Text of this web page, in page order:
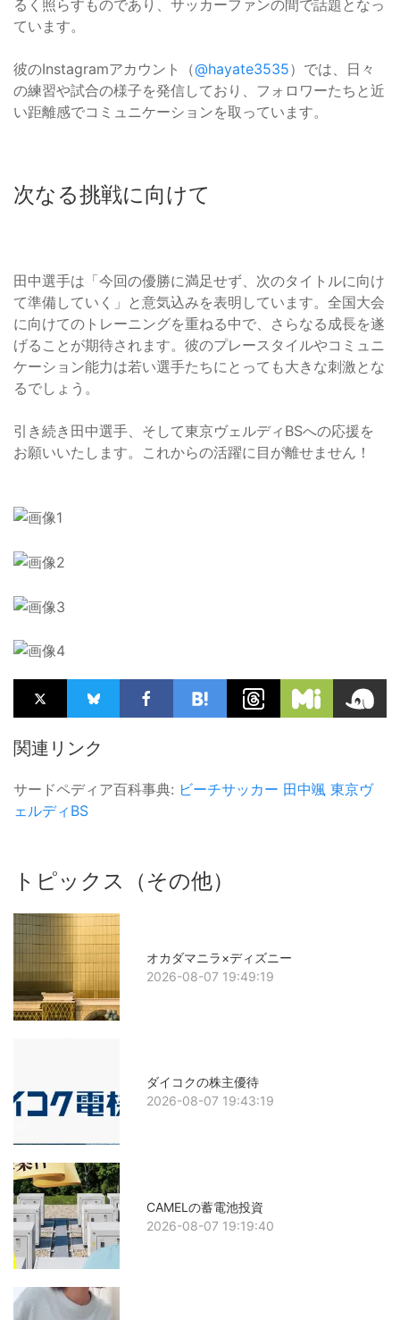
るく照らすものであり、サッカーファンの間で話題となっ
ています。
彼のInstagramアカウント（@hayate3535）では、日々
の練習や試合の様子を発信しており、フォロワーたちと近
い距離感でコミュニケーションを取っています。
次なる挑戦に向けて
田中選手は「今回の優勝に満足せず、次のタイトルに向け
て準備していく」と意気込みを表明しています。全国大会
に向けてのトレーニングを重ねる中で、さらなる成長を遂
げることが期待されます。彼のプレースタイルやコミュニ
ケーション能力は若い選手たちにとっても大きな刺激とな
るでしょう。
引き続き田中選手、そして東京ヴェルディBSへの応援を
お願いいたします。これからの活躍に目が離せません！
関連リンク
サードペディア百科事典: ビーチサッカー 田中颯 東京ヴ
ェルディBS
トピックス（その他）
オカダマニラ×ディズニー
2026-08-07 19:49:19
ダイコクの株主優待
2026-08-07 19:43:19
CAMELの蓄電池投資
2026-08-07 19:19:40